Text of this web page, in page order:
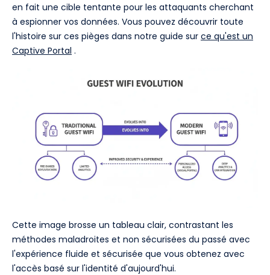
en fait une cible tentante pour les attaquants cherchant
à espionner vos données. Vous pouvez découvrir toute
l'histoire sur ces pièges dans notre guide sur ce qu'est un
Captive Portal .
Cette image brosse un tableau clair, contrastant les
méthodes maladroites et non sécurisées du passé avec
l'expérience fluide et sécurisée que vous obtenez avec
l'accès basé sur l'identité d'aujourd'hui.